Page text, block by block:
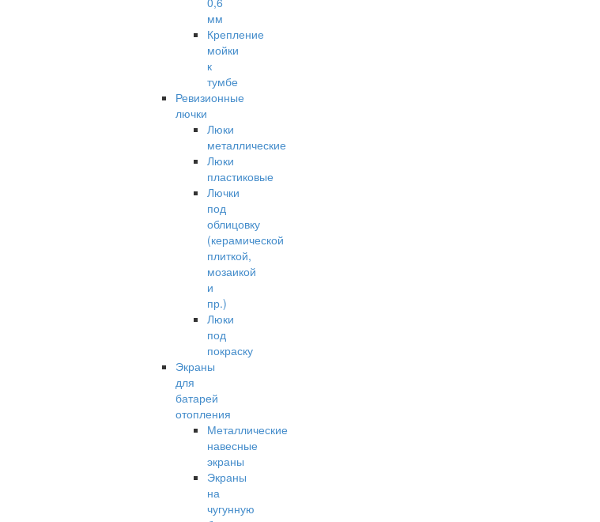
мм
Крепление
мойки
к
тумбе
Ревизионные
лючки
Люки
металлические
Люки
пластиковые
Лючки
под
облицовку
(керамической
плиткой,
мозаикой
и
пр.)
Люки
под
покраску
Экраны
для
батарей
отопления
Металлические
навесные
экраны
Экраны
на
чугунную